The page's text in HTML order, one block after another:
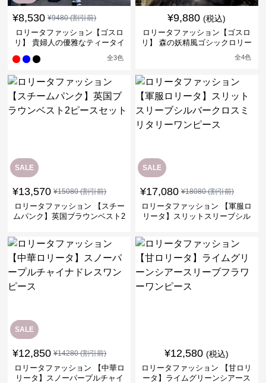
¥8,530 ¥9480(割引前)
ロリータファッション【ゴスロ
リ】 貴婦人の優雅なティータイ
全3色
¥9,880 (税込)
ロリータファッション【ゴスロ
リ】 森の妖精風ゴシックロリー
全4色
SALE
¥13,570 ¥15080(割引前)
ロリータファッション 【スチー
ムパンク】英国ブラウンベスト2
SALE
¥17,080 ¥18080(割引前)
ロリータファッション 【軍服ロ
リータ】スリットスリーブシル
SALE
¥12,850 ¥14280(割引前)
ロリータファッション 【中華ロ
リータ】スノーパープルチャイ
¥12,580 (税込)
ロリータファッション 【甘ロリ
ータ】ライムグリーンシアース